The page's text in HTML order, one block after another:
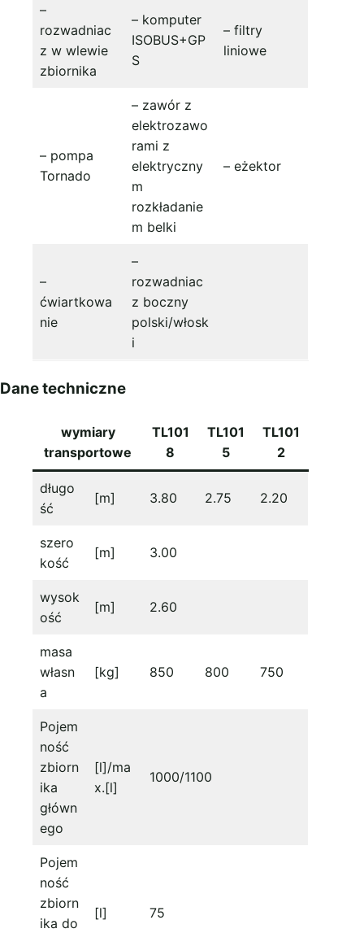
–
rozwadniac
z w wlewie
zbiornika
– komputer
ISOBUS+GP
S
– filtry
liniowe
– pompa
Tornado
– zawór z
elektrozawo
rami z
elektryczny
m
rozkładanie
m belki
– eżektor
–
ćwiartkowa
nie
–
rozwadniac
z boczny
polski/włosk
i
Dane techniczne
wymiary
transportowe
TL101
8
TL101
5
TL101
2
długo
ść
[m] 3.80 2.75 2.20
szero
kość
[m] 3.00
wysok
ość
[m] 2.60
masa
własn
a
[kg] 850 800 750
Pojem
ność
zbiorn
ika
główn
ego
[l]/ma
x.[l]
1000/1100
Pojem
ność
zbiorn
ika do
[l] 75